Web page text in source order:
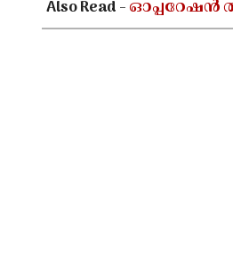
Also Read -ഓപ്പറേഷൻ